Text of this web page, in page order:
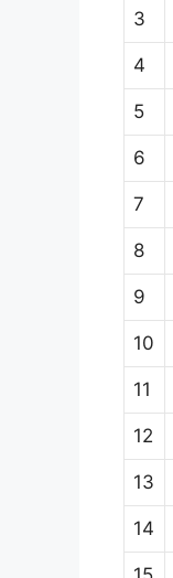
3
4
5
6
7
8
9
10
11
12
13
14